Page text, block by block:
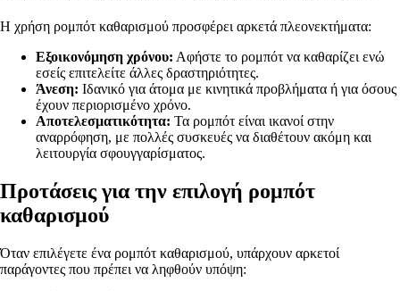
Η χρήση ρομπότ καθαρισμού προσφέρει αρκετά πλεονεκτήματα:
Εξοικονόμηση χρόνου: Αφήστε το ρομπότ να καθαρίζει ενώ
εσείς επιτελείτε άλλες δραστηριότητες.
Άνεση: Ιδανικό για άτομα με κινητικά προβλήματα ή για όσους
έχουν περιορισμένο χρόνο.
Αποτελεσματικότητα: Τα ρομπότ είναι ικανοί στην
αναρρόφηση, με πολλές συσκευές να διαθέτουν ακόμη και
λειτουργία σφουγγαρίσματος.
Προτάσεις για την επιλογή ρομπότ
καθαρισμού
Όταν επιλέγετε ένα ρομπότ καθαρισμού, υπάρχουν αρκετοί
παράγοντες που πρέπει να ληφθούν υπόψη: